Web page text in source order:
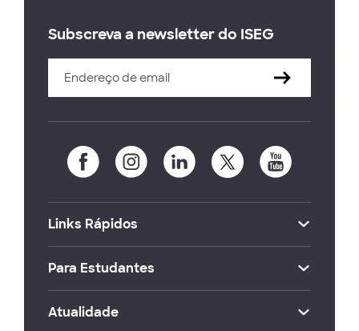
Subscreva a newsletter do ISEG
Links Rápidos
Para Estudantes
Atualidade